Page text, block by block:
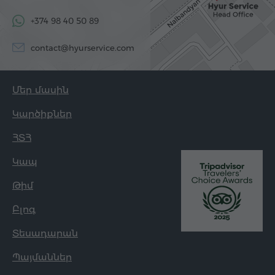
+374 98 40 50 89
contact@hyurservice.com
Մեր մասին
Կարծիքներ
ՀՏՀ
Կապ
Թիմ
Բլոգ
Տեսադարան
Պայմաններ